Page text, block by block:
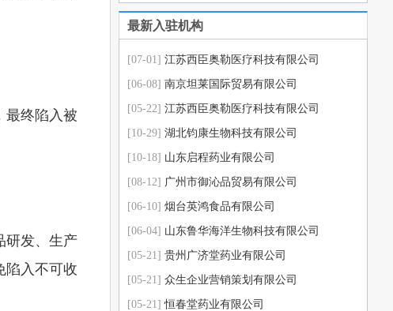
最终陷入被
研发、生产
陷入不可收
最新入驻机构
[07-01] 江苏西臣奥勒医疗科技有限公司
[06-08] 南京坦莱国际贸易有限公司
[05-22] 江苏西臣奥勒医疗科技有限公司
[10-29] 湖北钧康生物科技有限公司
[10-18] 山东启程药业有限公司
[08-12] 广州市御沁品贸易有限公司
[06-10] 烟台英鸿食品有限公司
[06-04] 山东鲁华海洋生物科技有限公司
[05-21] 贵州广济堂药业有限公司
[05-21] 众生企业营销策划有限公司
[05-21] 恒春堂药业有限公司